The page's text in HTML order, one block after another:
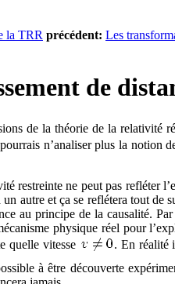
la TRR précédent: Les
de
de la théorie de la relativité
n’analiser plus la notion
restreinte ne peut pas
un autre et ça se reflétera tout
au principe de la causalité.
physique réel pour
quelle vitesse
. En
à être découverte